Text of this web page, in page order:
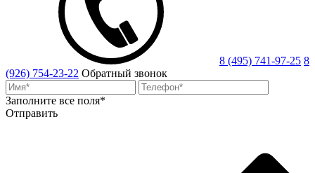
8 (495) 741-97-25 8
(926) 754-23-22 Обратный звонок
Заполните все поля*
Отправить